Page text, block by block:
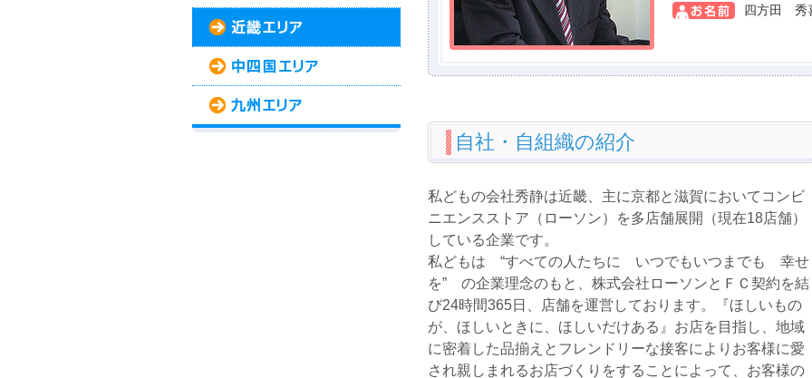
四方田 秀
自社・自組織の紹介
私どもの会社秀静は近畿、主に京都と滋賀においてコンビ
ニエンスストア（ローソン）を多店舗展開（現在18店舗）
している企業です。
私どもは “すべての人たちに いつでもいつまでも 幸せ
を” の企業理念のもと、株式会社ローソンとＦＣ契約を結
び24時間365日、店舗を運営しております。『ほしいもの
が、ほしいときに、ほしいだけある』お店を目指し、地域
に密着した品揃えとフレンドリーな接客によりお客様に愛
され親しまれるお店づくりをすることによって、お客様の